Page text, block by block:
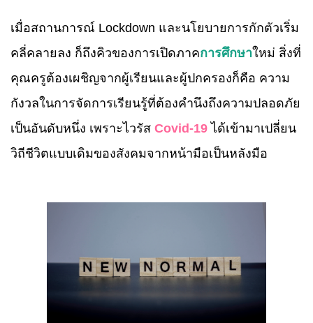
เมื่อสถานการณ์ Lockdown และนโยบายการกักตัวเริ่ม
คลี่คลายลง ก็ถึงคิวของการเปิดภาคการศึกษาใหม่ สิ่งที่
คุณครูต้องเผชิญจากผู้เรียนและผู้ปกครองก็คือ ความ
กังวลในการจัดการเรียนรู้ที่ต้องคำนึงถึงความปลอดภัย
เป็นอันดับหนึ่ง เพราะไวรัส Covid-19 ได้เข้ามาเปลี่ยน
วิถีชีวิตแบบเดิมของสังคมจากหน้ามือเป็นหลังมือ